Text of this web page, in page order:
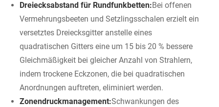
Dreiecksabstand für Rundfunkbetten:Bei offenen
Vermehrungsbeeten und Setzlingsschalen erzielt ein
versetztes Dreiecksgitter anstelle eines
quadratischen Gitters eine um 15 bis 20 % bessere
Gleichmäßigkeit bei gleicher Anzahl von Strahlern,
indem trockene Eckzonen, die bei quadratischen
Anordnungen auftreten, eliminiert werden.
Zonendruckmanagement:Schwankungen des